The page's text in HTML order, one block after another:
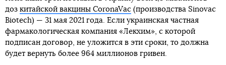
доз китайской вакцины CoronaVac (производства Sinovac
Biotech) — 31 мая 2021 года. Если украинская частная
фармакологическая компания «Лекхим», с которой
подписан договор, не уложится в эти сроки, то должна
будет вернуть более 964 миллионов гривен.